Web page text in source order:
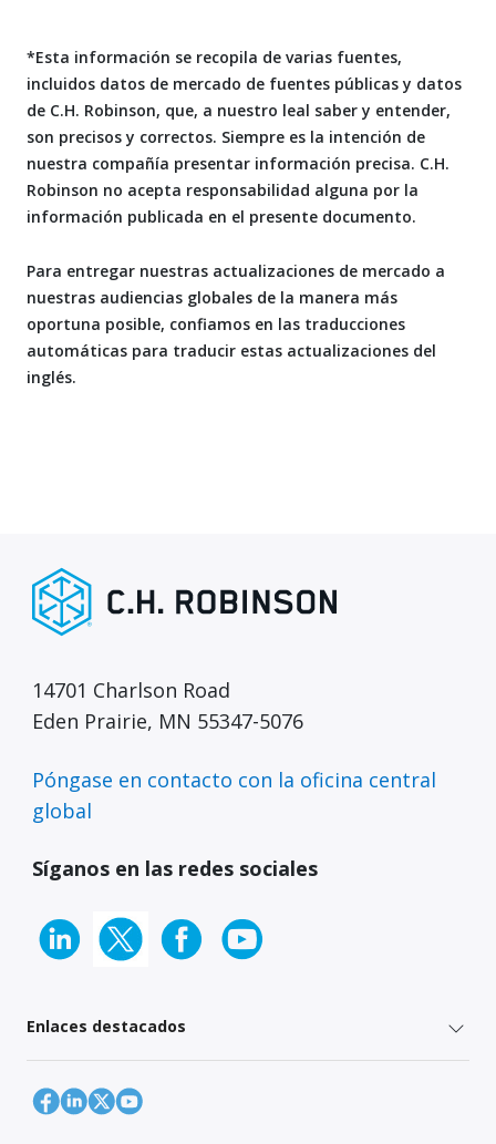
*Esta información se recopila de varias fuentes,
incluidos datos de mercado de fuentes públicas y datos
de C.H. Robinson, que, a nuestro leal saber y entender,
son precisos y correctos. Siempre es la intención de
nuestra compañía presentar información precisa. C.H.
Robinson no acepta responsabilidad alguna por la
información publicada en el presente documento.
Para entregar nuestras actualizaciones de mercado a
nuestras audiencias globales de la manera más
oportuna posible, confiamos en las traducciones
automáticas para traducir estas actualizaciones del
inglés.
14701 Charlson Road
Eden Prairie, MN 55347-5076
Póngase en contacto con la oficina central
global
Síganos en las redes sociales
Enlaces destacados